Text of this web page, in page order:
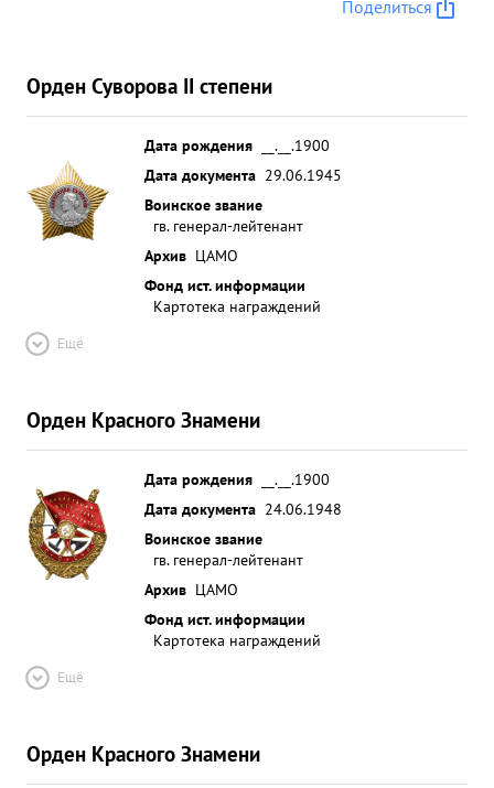
Поделиться
Орден Суворова II степени
Дата рождения
__.__.1900
Дата документа 29.06.1945
Воинское звание
гв. генерал-лейтенант
Архив ЦАМО
Фонд ист. информации
Картотека награждений
Ещё
Орден Красного Знамени
Дата рождения
__.__.1900
Дата документа 24.06.1948
Воинское звание
гв. генерал-лейтенант
Архив ЦАМО
Фонд ист. информации
Картотека награждений
Ещё
Орден Красного Знамени